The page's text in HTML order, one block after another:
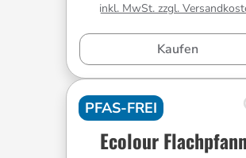
inkl. MwSt. zzgl.
Kaufen
PFAS-FREI
Ecolour